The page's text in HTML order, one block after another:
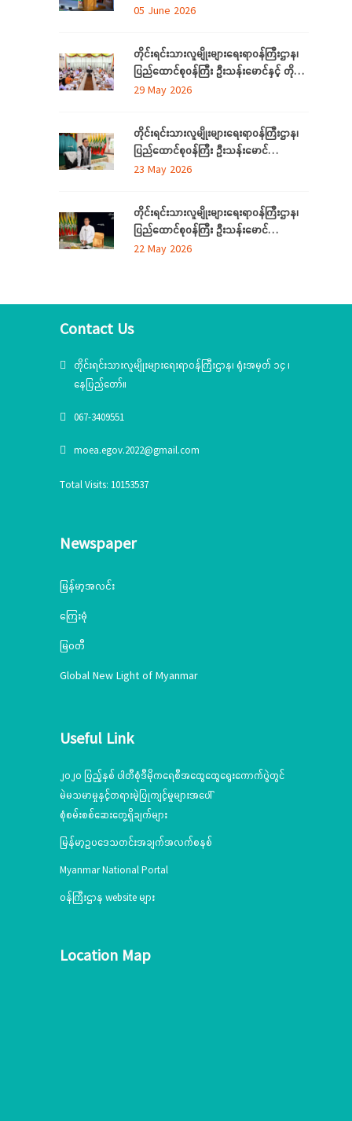
ဒေသကြီးနှင့် ပြည်နယ်များမှ
တိုင်းရင်းသားစာပေနှင့် ယဉ်ကျေးမှု
အသင်းအဖွဲ့ ကိုယ်စားလှယ်များအား တည်
ခင်းဧည့်ခံသည့် ဂုဏ်ပြုညစာစားပွဲသို့တက်
ရောက်
05 June 2026
တိုင်းရင်းသားလူမျိုးများရေးရာဝန်ကြီးဌာန၊
ပြည်ထောင်စုဝန်ကြီး ဦးသန်းမောင်နှင့် တိုင်း
ဒေသကြီးနှင့်ပြည်နယ် တိုင်းရင်းသား
အစည်းအဝေး ကျင်းပ
29 May 2026
တိုင်းရင်းသားလူမျိုးများရေးရာဝန်ကြီးဌာန၊
ပြည်ထောင်စုဝန်ကြီး ဦးသန်းမောင်
ကရင်ပြည်နယ် အတွင်းရှိ တိုင်းရင်းသား
တွေ့ဆုံဆွေးနွေး၊ ဝန်ထမ်းများနှင့်တွေ့ဆုံအမှာ
စကားပြောကြား
23 May 2026
တိုင်းရင်းသားလူမျိုးများရေးရာဝန်ကြီးဌာန၊
ပြည်ထောင်စုဝန်ကြီး ဦးသန်းမောင်
မွန်ပြည်နယ် အတွင်းရှိ တိုင်းရင်းသားစာပေ
22 May 2026
Contact Us
တိုင်းရင်းသားလူမျိုးများရေးရာဝန်ကြီးဌာန၊ ရုံးအမှတ် ၁၄ ၊
နေပြည်တော်။
067-3409551
moea.egov.2022@gmail.com
Total Visits: 10153537
Newspaper
မြန်မာ့အလင်း
ကြေးမုံ
မြဝတီ
Global New Light of Myanmar
Useful Link
၂၀၂၀ ပြည့်နှစ် ပါတီစုံဒီမိုကရေစီအထွေထွေရွေးကောက်ပွဲတွင်
မဲမသမာမှုနှင့်တရားမဲ့ပြုကျင့်မှုများအပေါ်
စုံစမ်းစစ်ဆေးတွေ့ရှိချက်များ
မြန်မာ့ဥပဒေသတင်းအချက်အလက်စနစ်
Myanmar National Portal
ဝန်ကြီးဌာန website များ
Location Map